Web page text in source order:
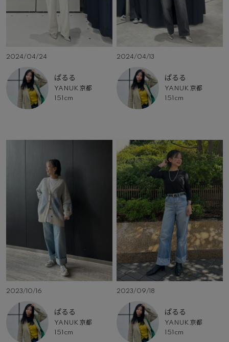
2024/04/24
ぱるる
YANUK 京都
151cm
2024/04/13
ぱるる
YANUK 京都
151cm
2023/10/16
ぱるる
YANUK 京都
151cm
2023/09/18
ぱるる
YANUK 京都
151cm